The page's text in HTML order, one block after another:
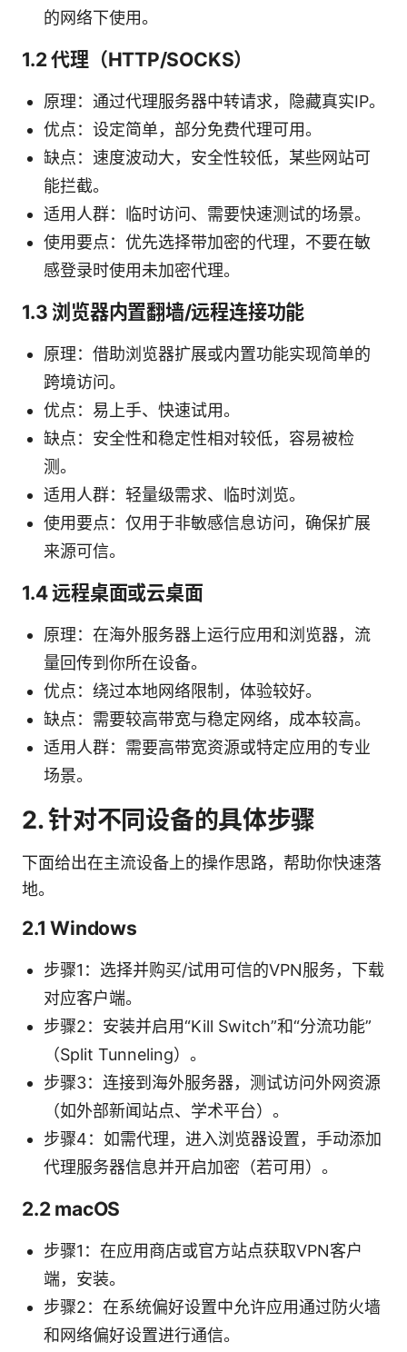
的网络下使用。
1.2 代理（HTTP/SOCKS）
原理：通过代理服务器中转请求，隐藏真实IP。
优点：设定简单，部分免费代理可用。
缺点：速度波动大，安全性较低，某些网站可
能拦截。
适用人群：临时访问、需要快速测试的场景。
使用要点：优先选择带加密的代理，不要在敏
感登录时使用未加密代理。
1.3 浏览器内置翻墙/远程连接功能
原理：借助浏览器扩展或内置功能实现简单的
跨境访问。
优点：易上手、快速试用。
缺点：安全性和稳定性相对较低，容易被检
测。
适用人群：轻量级需求、临时浏览。
使用要点：仅用于非敏感信息访问，确保扩展
来源可信。
1.4 远程桌面或云桌面
原理：在海外服务器上运行应用和浏览器，流
量回传到你所在设备。
优点：绕过本地网络限制，体验较好。
缺点：需要较高带宽与稳定网络，成本较高。
适用人群：需要高带宽资源或特定应用的专业
场景。
2. 针对不同设备的具体步骤
下面给出在主流设备上的操作思路，帮助你快速落
地。
2.1 Windows
步骤1：选择并购买/试用可信的VPN服务，下载
对应客户端。
步骤2：安装并启用“Kill Switch”和“分流功能”
（Split Tunneling）。
步骤3：连接到海外服务器，测试访问外网资源
（如外部新闻站点、学术平台）。
步骤4：如需代理，进入浏览器设置，手动添加
代理服务器信息并开启加密（若可用）。
2.2 macOS
步骤1：在应用商店或官方站点获取VPN客户
端，安装。
步骤2：在系统偏好设置中允许应用通过防火墙
和网络偏好设置进行通信。